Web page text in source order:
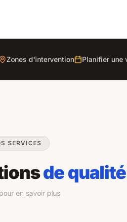
Zones d'intervention Planifier une
SERVICES
de qualité
en savoir plus